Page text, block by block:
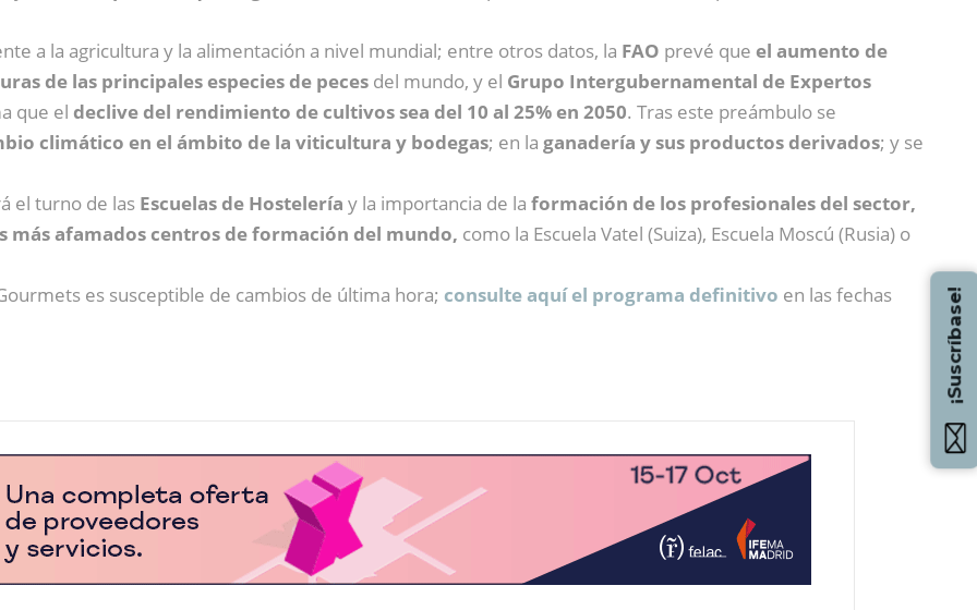
a la agricultura y la alimentación a nivel mundial; entre otros datos, la FAO prevé que el aumento de
de las principales especies de peces del mundo, y el Grupo Intergubernamental de Expertos
que el declive del rendimiento de cultivos sea del 10 al 25% en 2050. Tras este preámbulo se
climático en el ámbito de la viticultura y bodegas; en la ganadería y sus productos derivados; y se
el turno de las Escuelas de Hostelería y la importancia de la formación de los profesionales del sector,
más afamados centros de formación del mundo, como la Escuela Vatel (Suiza), Escuela Moscú (Rusia) o
es susceptible de cambios de última hora; consulte aquí el programa definitivo en las fechas ¡Suscríbase!